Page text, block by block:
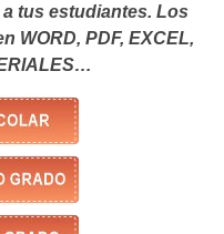
tus estudiantes. Los
WORD, PDF, EXCEL,